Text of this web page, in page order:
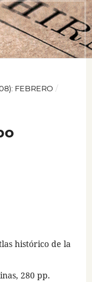
FEBRERO /
histórico de la
280 pp.